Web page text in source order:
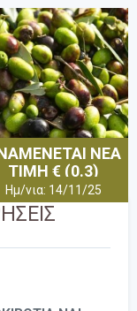
ΝΕΑ
ΤΙΜΗ € (0.3)
Ημ/νια: 14/11/25